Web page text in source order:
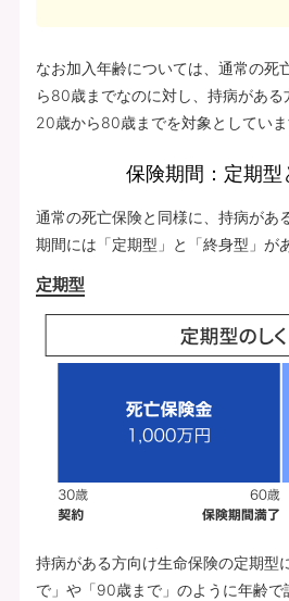
なお加入年齢については、通常の死
ら80歳までなのに対し、持病があ
20歳から80歳までを対象としていま
保険期間：定期型
通常の死亡保険と同様に、持病があ
期間には「定期型」と「終身型」が
定期型
持病がある方向け生命保険の定期型
で」や「90歳まで」のように年齢で